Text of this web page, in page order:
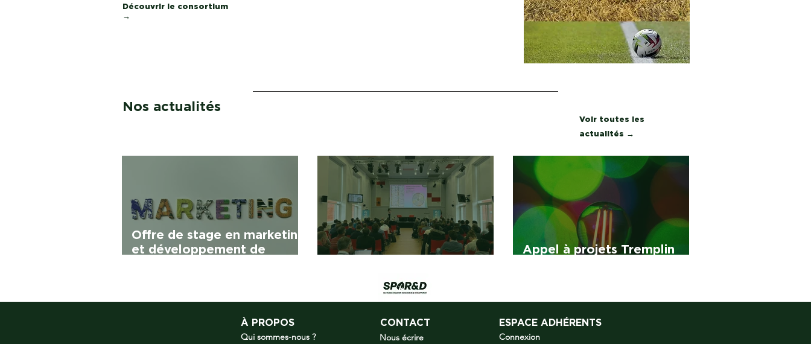
Découvrir le consortium
→
Nos actualités
Voir toutes les
actualités →
Offre de stage en marketing
et développement de
Appel à projets Tremplin
À PROPOS CONTACT
Qui sommes-nous ?
ESPACE ADHÉRENTS
Connexion
Nous écrire